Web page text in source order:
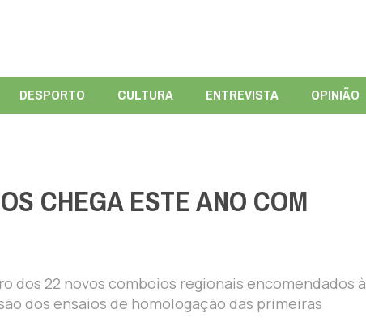
DESPORTO CULTURA ENTREVISTA OPINIÃO
CHEGA ESTE ANO COM
dos 22 novos comboios regionais encomendados à
dos ensaios de homologação das primeiras